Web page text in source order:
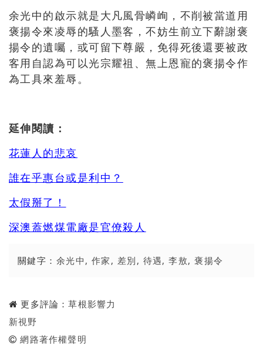
余光中的啟示就是大凡風骨嶙峋，不削被當道用
褒揚令來凌辱的騷人墨客，不妨生前立下辭謝褒
揚令的遺囑，或可留下尊嚴，免得死後還要被政
客用自認為可以光宗耀祖、無上恩寵的褒揚令作
為工具來羞辱。
延伸閱讀：
花蓮人的悲哀
誰在乎惠台或是利中？
太假掰了！
深澳蓋燃煤電廠是官僚殺人
關鍵字： 余光中 , 作家 , 差別 , 待遇,李敖,褒揚令
更多評論：草根影響力
新視野
網路著作權聲明